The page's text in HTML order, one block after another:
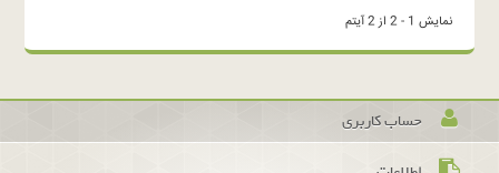
نمایش 1 - 2 از 2 آیتم
حساب کاربری